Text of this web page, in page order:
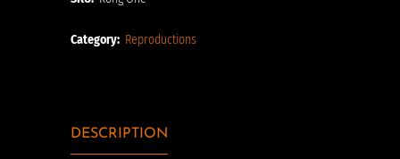
Category: Reproductions
DESCRIPTION